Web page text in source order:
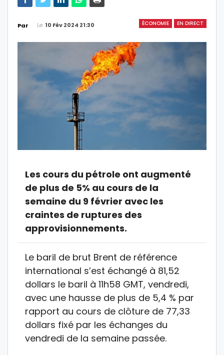
ÉCONOMIE EN DIRECT
Par Le 10 Fév 2024 21:30
Les cours du pétrole ont augmenté
de plus de 5% au cours de la
semaine du 9 février avec les
craintes de ruptures des
approvisionnements.
Le baril de brut Brent de référence
international s’est échangé à 81,52
dollars le baril à 11h58 GMT, vendredi,
avec une hausse de plus de 5,4 % par
rapport au cours de clôture de 77,33
dollars fixé par les échanges du
vendredi de la semaine passée.